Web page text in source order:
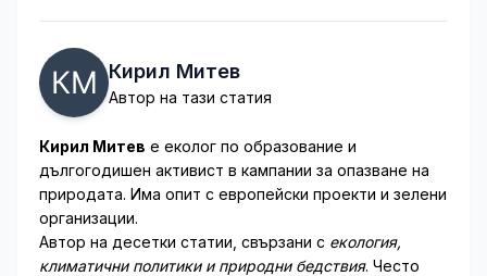
Кирил Митев
Автор на тази статия
Кирил Митев е еколог по образование и
дългогодишен активист в кампании за опазване на
природата. Има опит с европейски проекти и зелени
организации.
Автор на десетки статии, свързани с екология,
климатични политики и природни бедствия. Често